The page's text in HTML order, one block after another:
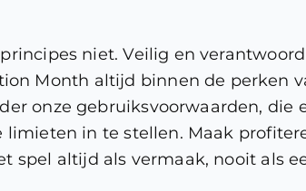
niet. Veilig en
Month altijd binnen de perken
onze gebruiksvoorwaarden, die
in te stellen. Maak
spel altijd als vermaak, nooit als